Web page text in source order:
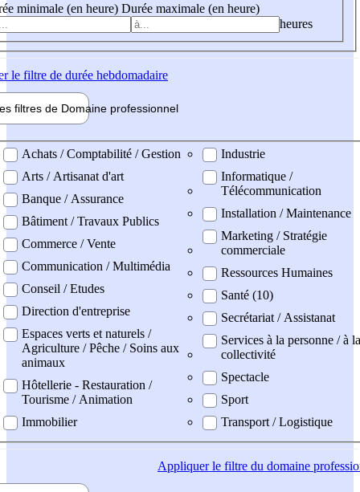
minimale (en heure) Durée maximale (en heure)
heures
le filtre de durée hebdomadaire
filtres de Domaine professionnel
professionel
Achats / Comptabilité / Gestion
Arts / Artisanat d'art
Banque / Assurance
Bâtiment / Travaux Publics
Commerce / Vente
Communication / Multimédia
Conseil / Etudes
Direction d'entreprise
Espaces verts et naturels /
Agriculture / Pêche / Soins aux
animaux
Hôtellerie - Restauration /
Tourisme / Animation
Immobilier
Industrie
Informatique /
Télécommunication
Installation / Maintenance
Marketing / Stratégie
commerciale
Ressources Humaines
Santé (10)
Secrétariat / Assistanat
Services à la personne / à la
collectivité
Spectacle
Sport
Transport / Logistique
Appliquerle filtre du domaine